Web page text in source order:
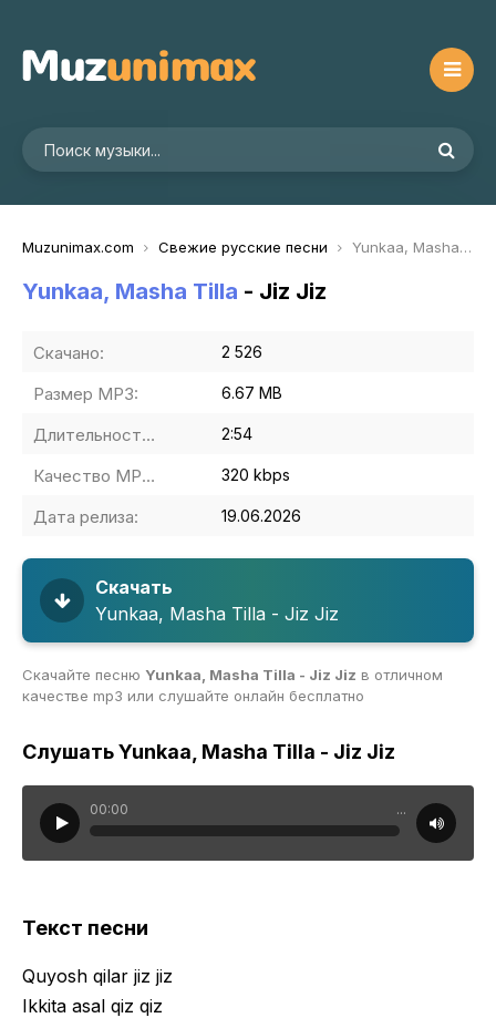
Muzunimax.com Свежие русские песни Yunkaa, Masha Tilla - Jiz Jiz
Yunkaa, Masha Tilla - Jiz Jiz
Скачано: 2 526
Размер MP3: 6.67 MB
Длительность MP3: 2:54
Качество MP3: 320 kbps
Дата релиза: 19.06.2026
Скачать
Yunkaa, Masha Tilla - Jiz Jiz
Скачайте песню Yunkaa, Masha Tilla - Jiz Jiz в отличном
качестве mp3 или слушайте онлайн бесплатно
Слушать Yunkaa, Masha Tilla - Jiz Jiz
00:00 ...
Текст песни
Quyosh qilar jiz jiz
Ikkita asal qiz qiz